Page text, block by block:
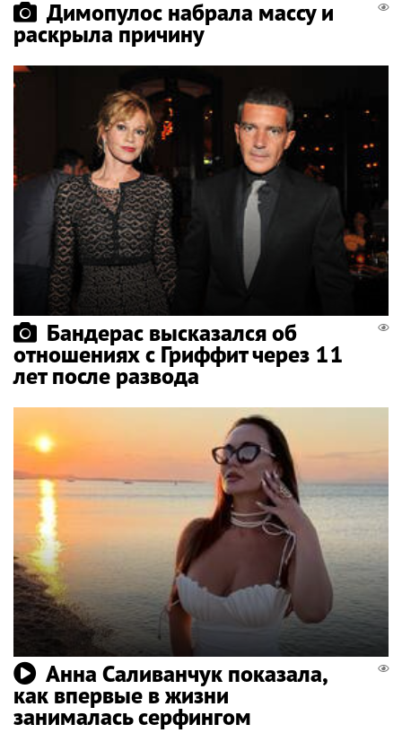
Димопулос набрала массу и
раскрыла причину
Бандерас высказался об
отношениях с Гриффит через 11
лет после развода
Анна Саливанчук показала,
как впервые в жизни
занималась серфингом